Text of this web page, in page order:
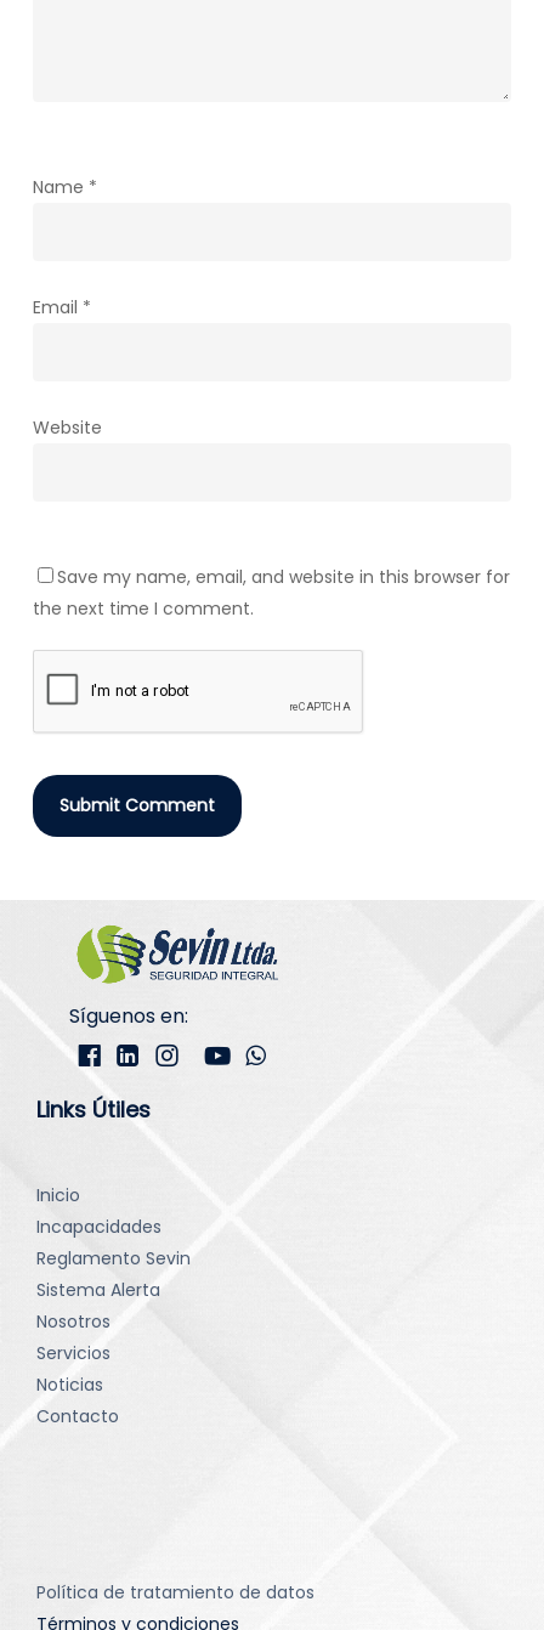
Name *
Email *
Website
Save my name, email, and website in this browser for
the next time I comment.
Síguenos en:
Links Útiles
Inicio
Incapacidades
Reglamento Sevin
Sistema Alerta
Nosotros
Servicios
Noticias
Contacto
Política de tratamiento de datos
Términos y condiciones